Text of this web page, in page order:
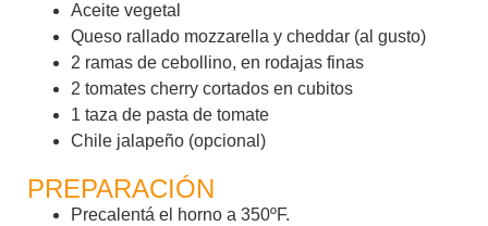
Aceite vegetal
Queso rallado mozzarella y cheddar (al gusto)
2 ramas de cebollino, en rodajas finas
2 tomates cherry cortados en cubitos
1 taza de pasta de tomate
Chile jalapeño (opcional)
PREPARACIÓN
Precalentá el horno a 350ºF.